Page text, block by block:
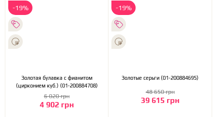
-19%
Золотая булавка с фианитом
(цирконием куб.) (01-200884708)
4 902 грн
6 020 грн
-19%
Золотые серьги (01-200884695)
39 615 грн
48 650 грн